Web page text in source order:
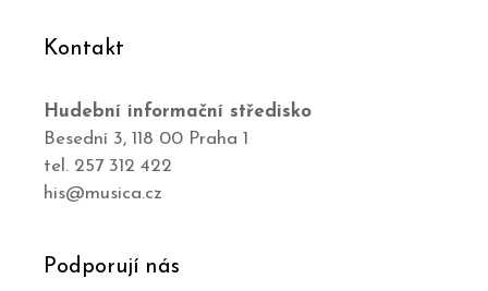
Kontakt
Hudební informační středisko
Besední 3, 118 00 Praha 1
tel. 257 312 422
his@musica.cz
Podporují nás